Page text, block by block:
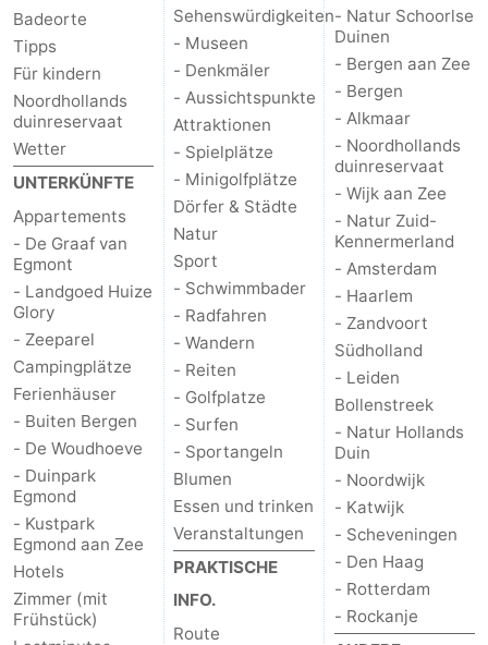
Badeorte
Tipps
Für kindern
Noordhollands
duinreservaat
Wetter
UNTERKÜNFTE
Appartements
- De Graaf van
Egmont
- Landgoed Huize
Glory
- Zeeparel
Campingplätze
Ferienhäuser
- Buiten Bergen
- De Woudhoeve
- Duinpark
Egmond
- Kustpark
Egmond aan Zee
Hotels
Zimmer (mit
Frühstück)
Sehenswürdigkeiten
- Museen
- Denkmäler
- Aussichtspunkte
Attraktionen
- Spielplätze
- Minigolfplätze
Dörfer & Städte
Natur
Sport
- Schwimmbader
- Radfahren
- Wandern
- Reiten
- Golfplatze
- Surfen
- Sportangeln
Blumen
Essen und trinken
Veranstaltungen
PRAKTISCHE
INFO.
Route
- Natur Schoorlse
Duinen
- Bergen aan Zee
- Bergen
- Alkmaar
- Noordhollands
duinreservaat
- Wijk aan Zee
- Natur Zuid-
Kennermerland
- Amsterdam
- Haarlem
- Zandvoort
Südholland
- Leiden
Bollenstreek
- Natur Hollands
Duin
- Noordwijk
- Katwijk
- Scheveningen
- Den Haag
- Rotterdam
- Rockanje